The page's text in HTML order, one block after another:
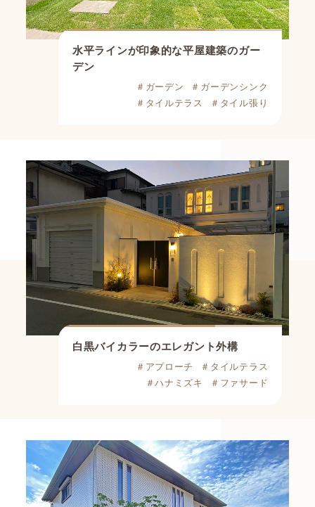
水平ラインが印象的な平屋建築のガー
デン
＃ガーデン
＃ガーデンシンク
＃タイルテラス
＃タイル張り
白黒バイカラーのエレガント外構
＃アプローチ
＃タイルテラス
＃ハナミズキ
＃ファサード